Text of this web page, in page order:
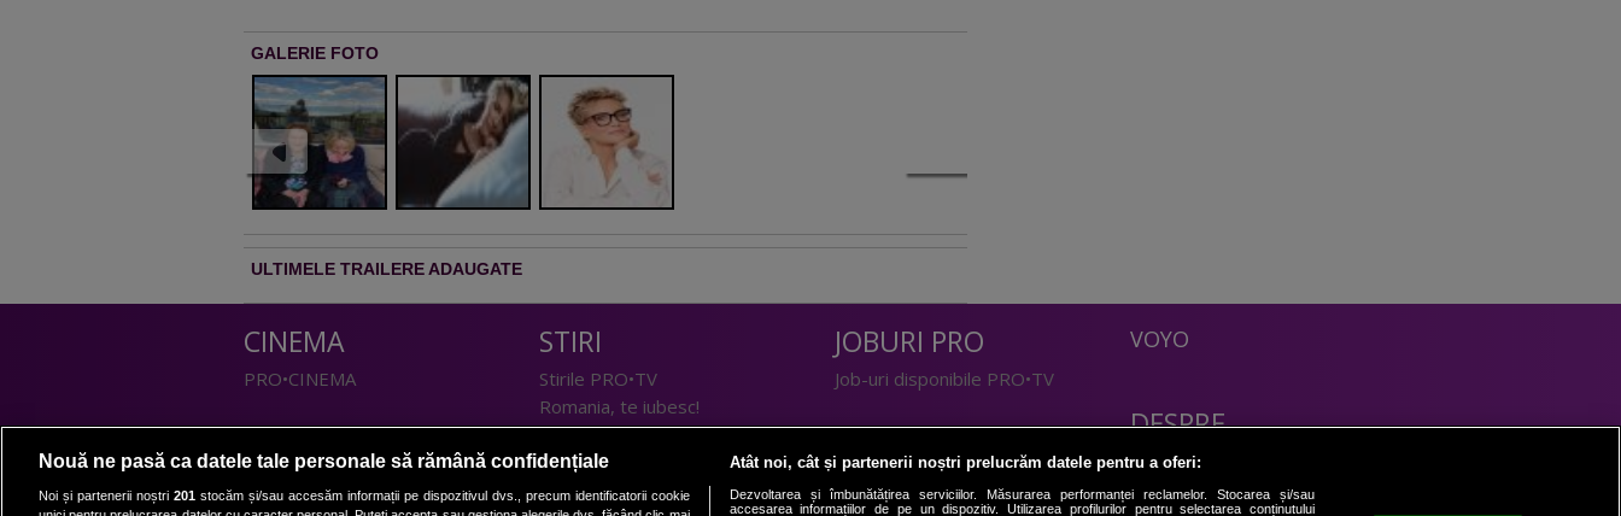
GALERIE FOTO
ULTIMELE TRAILERE ADAUGATE
CINEMA
PRO•CINEMA
DIVERTISMENT
PRO•TV
STIRI
Stirile PRO•TV
Romania, te iubesc!
TEHNOLOGIE
JOBURI PRO
Job-uri disponibile PRO•TV
LIFESTYLE
Doctor de Bine
VOYO
DESPRE
Politica Confidentialitate
Contact
Nouă ne pasă ca datele tale personale să rămână confidențiale
Noi și partenerii noștri 201stocăm și/sau accesăm informații pe dispozitivul dvs., precum identificatorii cookie
Atât noi, cât și partenerii noștri prelucrăm datele pentru a oferi:
Dezvoltarea și îmbunătățirea serviciilor. Măsurarea performanței reclamelor. Stocarea și/sau
accesarea informațiilor de pe un dispozitiv. Utilizarea profilurilor pentru selectarea conținutului